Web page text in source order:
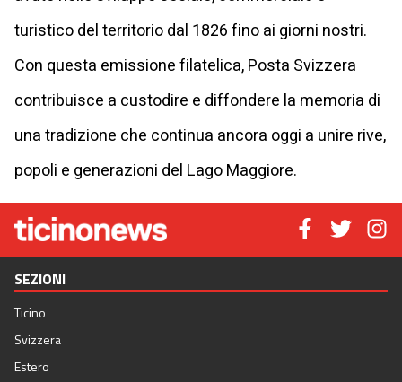
turistico del territorio dal 1826 fino ai giorni nostri.
Con questa emissione filatelica, Posta Svizzera
contribuisce a custodire e diffondere la memoria di
una tradizione che continua ancora oggi a unire rive,
popoli e generazioni del Lago Maggiore.
SEZIONI
Ticino
Svizzera
Estero